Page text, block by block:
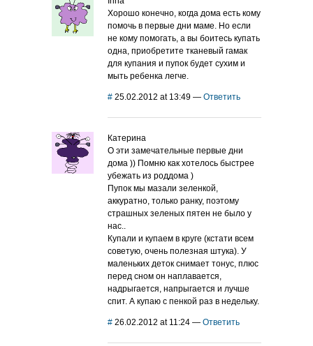
Хорошо конечно, когда дома есть кому
помочь в первые дни маме. Но если
не кому помогать, а вы боитесь купать
одна, приобретите тканевый гамак
для купания и пупок будет сухим и
мыть ребенка легче.
# 25.02.2012 at 13:49 — Ответить
Катерина
О эти замечательные первые дни
дома )) Помню как хотелось быстрее
убежать из роддома )
Пупок мы мазали зеленкой,
аккуратно, только ранку, поэтому
страшных зеленых пятен не было у
нас..
Купали и купаем в круге (кстати всем
советую, очень полезная штука). У
маленьких деток снимает тонус, плюс
перед сном он наплавается,
надрыгается, напрыгается и лучше
спит. А купаю с пенкой раз в недельку.
# 26.02.2012 at 11:24 — Ответить